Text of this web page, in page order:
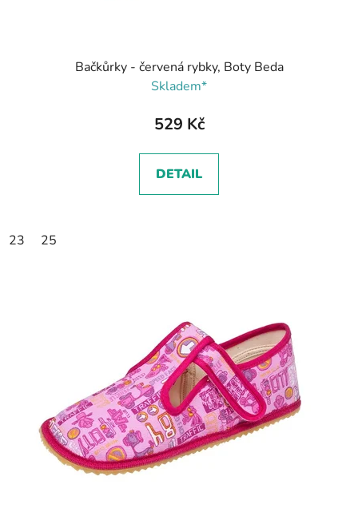
Bačkůrky - červená rybky, Boty Beda
Skladem*
529 Kč
DETAIL
23 25